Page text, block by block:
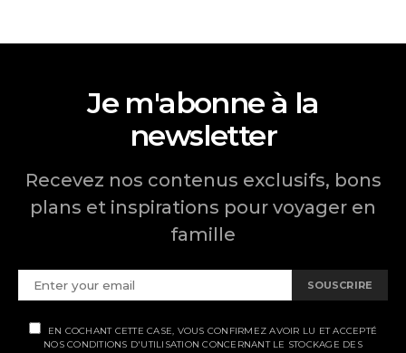
Je m'abonne à la
newsletter
Recevez nos contenus exclusifs, bons
plans et inspirations pour voyager en
famille
SOUSCRIRE
EN COCHANT CETTE CASE, VOUS CONFIRMEZ AVOIR LU ET ACCEPTÉ
NOS CONDITIONS D'UTILISATION CONCERNANT LE STOCKAGE DES